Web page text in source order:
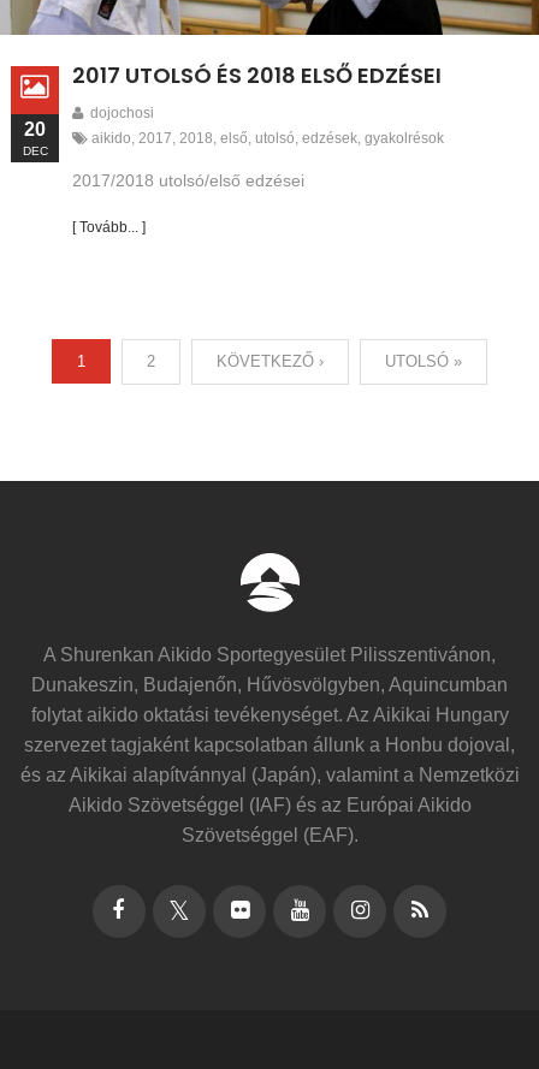
2017 UTOLSÓ ÉS 2018 ELSŐ EDZÉSEI
dojochosi
aikido 2017 2018 első utolsó edzések gyakolrésok
2017/2018 utolsó/első edzései
[ Tovább... ]
20
DEC
Oldalak
1 2 KÖVETKEZŐ › UTOLSÓ »
A Shurenkan Aikido Sportegyesület Pilisszentivánon,
Dunakeszin, Budajenőn, Hűvösvölgyben, Aquincumban
folytat aikido oktatási tevékenységet. Az Aikikai Hungary
szervezet tagjaként kapcsolatban állunk a Honbu dojoval,
és az Aikikai alapítvánnyal (Japán), valamint a Nemzetközi
Aikido Szövetséggel (IAF) és az Európai Aikido
Szövetséggel (EAF).